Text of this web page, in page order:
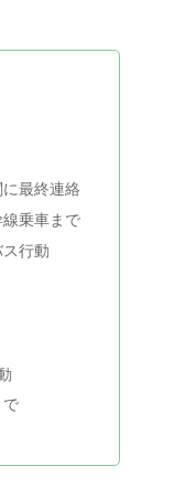
最終連絡
乗車まで
行動
で